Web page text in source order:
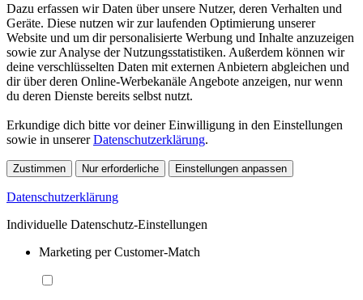
Dazu erfassen wir Daten über unsere Nutzer, deren Verhalten und
Geräte. Diese nutzen wir zur laufenden Optimierung unserer
Website und um dir personalisierte Werbung und Inhalte anzuzeigen
sowie zur Analyse der Nutzungsstatistiken. Außerdem können wir
deine verschlüsselten Daten mit externen Anbietern abgleichen und
dir über deren Online-Werbekanäle Angebote anzeigen, nur wenn
du deren Dienste bereits selbst nutzt.
Erkundige dich bitte vor deiner Einwilligung in den Einstellungen
sowie in unsererDatenschutzerklärung.
Zustimmen Nur erforderliche Einstellungen anpassen
Datenschutzerklärung
Individuelle Datenschutz-Einstellungen
Marketing per Customer-Match